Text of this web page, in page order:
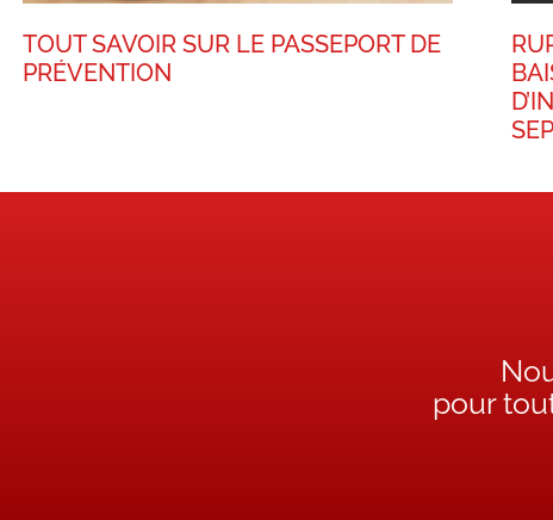
TOUT SAVOIR SUR LE PASSEPORT DE
PRÉVENTION
pour